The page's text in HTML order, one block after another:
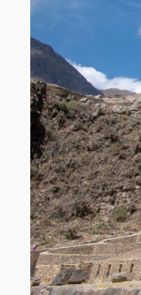
умеренным
All photos (12)